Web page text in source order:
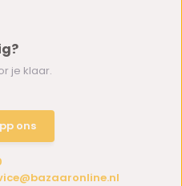
je klaar.
ons